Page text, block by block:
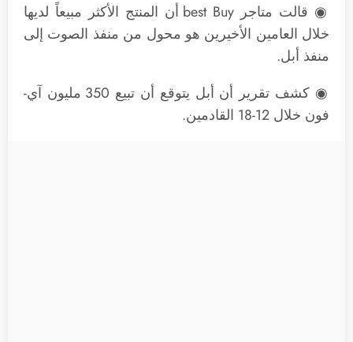
◉ قالت متاجر best Buy أن المنتج الأكثر مبيعاً لديها
خلال العامين الأخيرين هو محول من منفذ الصوت إلى
منفذ أبل.
◉ كشف تقرير أن أبل يتوقع أن تبيع 350 مليون آي-
فون خلال 12-18 القادمين.